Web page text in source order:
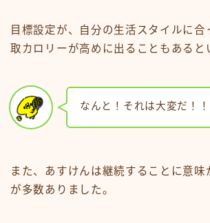
目標設定が、自分の生活スタイルに合
取カロリーが高めに出ることもあると
なんと！それは大変だ！！
また、あすけんは継続することに意味
が多数ありました。